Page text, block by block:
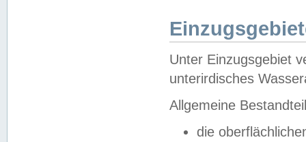
Unter Einzugsgebiet
unterirdisches
Allgemeine
die